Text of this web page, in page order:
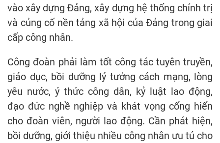
vào xây dựng Đảng, xây dựng hệ thống chính trị
và củng cố nền tảng xã hội của Đảng trong giai
cấp công nhân.
Công đoàn phải làm tốt công tác tuyên truyền,
giáo dục, bồi dưỡng lý tưởng cách mạng, lòng
yêu nước, ý thức công dân, kỷ luật lao động,
đạo đức nghề nghiệp và khát vọng cống hiến
cho đoàn viên, người lao động. Cần phát hiện,
bồi dưỡng, giới thiệu nhiều công nhân ưu tú cho